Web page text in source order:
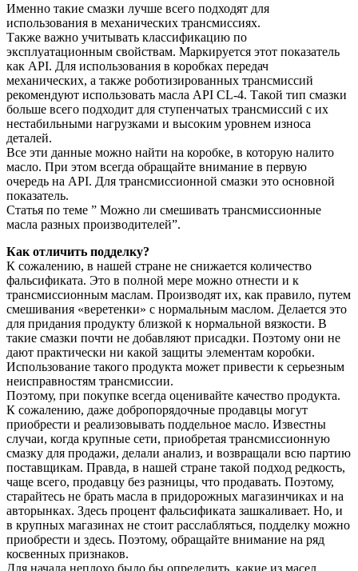
Именно такие смазки лучше всего подходят для
использования в механических трансмиссиях.
Также важно учитывать классификацию по
эксплуатационным свойствам. Маркируется этот показатель
как API. Для использования в коробках передач
механических, а также роботизированных трансмиссий
рекомендуют использовать масла API CL-4. Такой тип смазки
больше всего подходит для ступенчатых трансмиссий с их
нестабильными нагрузками и высоким уровнем износа
деталей.
Все эти данные можно найти на коробке, в которую налито
масло. При этом всегда обращайте внимание в первую
очередь на API. Для трансмиссионной смазки это основной
показатель.
Статья по теме ” Можно ли смешивать трансмиссионные
масла разных производителей”.
Как отличить подделку?
К сожалению, в нашей стране не снижается количество
фальсификата. Это в полной мере можно отнести и к
трансмиссионным маслам. Производят их, как правило, путем
смешивания «веретенки» с нормальным маслом. Делается это
для придания продукту близкой к нормальной вязкости. В
такие смазки почти не добавляют присадки. Поэтому они не
дают практически ни какой защиты элементам коробки.
Использование такого продукта может привести к серьезным
неисправностям трансмиссии.
Поэтому, при покупке всегда оценивайте качество продукта.
К сожалению, даже добропорядочные продавцы могут
приобрести и реализовывать поддельное масло. Известны
случаи, когда крупные сети, приобретая трансмиссионную
смазку для продажи, делали анализ, и возвращали всю партию
поставщикам. Правда, в нашей стране такой подход редкость,
чаще всего, продавцу без разницы, что продавать. Поэтому,
старайтесь не брать масла в придорожных магазинчиках и на
авторынках. Здесь процент фальсификата зашкаливает. Но, и
в крупных магазинах не стоит расслабляться, подделку можно
приобрести и здесь. Поэтому, обращайте внимание на ряд
косвенных признаков.
Для начала неплохо было бы определить, какие из масел